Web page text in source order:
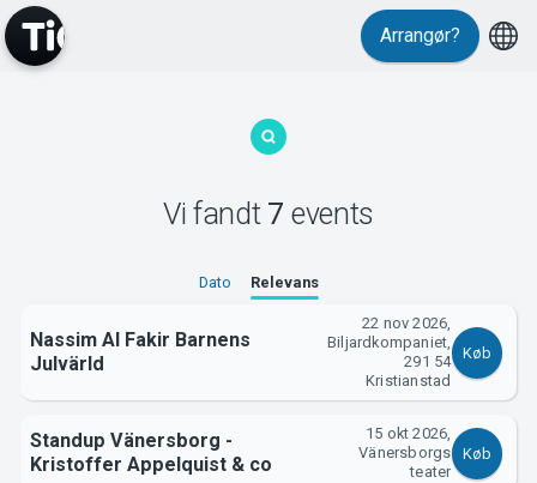
Arrangør?
Vi fandt 7 events
Dato Relevans
Nassim Al Fakir Barnens
Julvärld
22 nov 2026,
Biljardkompaniet,
291 54
Kristianstad
Køb
Standup Vänersborg -
Kristoffer Appelquist & co
15 okt 2026,
Vänersborgs
teater
Køb